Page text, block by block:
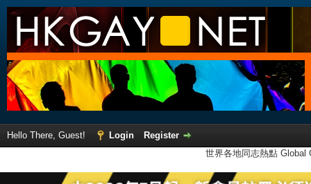
Hello There, Guest! Login
Register
世界各地同志熱點